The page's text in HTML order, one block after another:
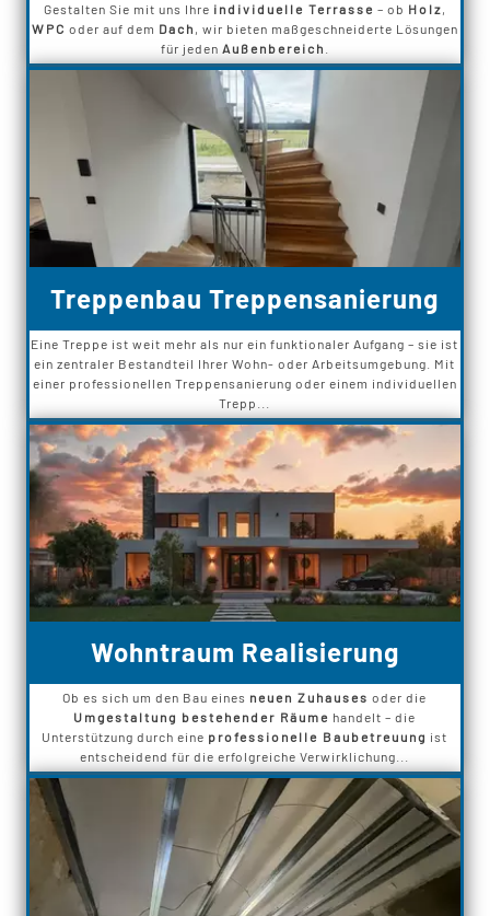
Gestalten Sie mit uns Ihre individuelle Terrasse – ob Holz,
WPC oder auf dem Dach , wir bieten maßgeschneiderte Lösungen
für jeden Außenbereich
Treppenbau Treppensanierung
Eine Treppe ist weit mehr als nur ein funktionaler Aufgang – sie ist
ein zentraler Bestandteil Ihrer Wohn- oder Arbeitsumgebung. Mit
einer professionellen Treppensanierung oder einem individuellen
Trepp...
Wohntraum Realisierung
Ob es sich um den Bau eines neuen Zuhauses oder die
Umgestaltung bestehender Räume handelt – die
Unterstützung durch eine professionelle Baubetreuung ist
entscheidend für die erfolgreiche Verwirklichung...